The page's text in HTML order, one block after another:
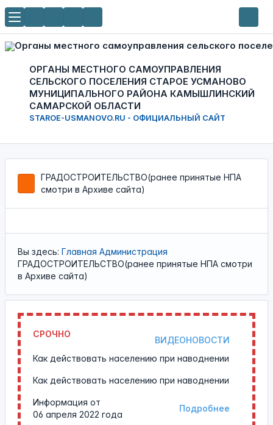
ОРГАНЫ МЕСТНОГО САМОУПРАВЛЕНИЯ
СЕЛЬСКОГО ПОСЕЛЕНИЯ СТАРОЕ УСМАНОВО
МУНИЦИПАЛЬНОГО РАЙОНА КАМЫШЛИНСКИЙ
САМАРСКОЙ ОБЛАСТИ
STAROE-USMANOVO.RU - ОФИЦИАЛЬНЫЙ САЙТ
ГРАДОСТРОИТЕЛЬСТВО(ранее принятые НПА
смотри в Архиве сайта)
Вы здесь: Главная Администрация
ГРАДОСТРОИТЕЛЬСТВО(ранее принятые НПА смотри
в Архиве сайта)
СРОЧНО
ВИДЕОНОВОСТИ
Как действовать населению при наводнении
Как действовать населению при наводнении
Подробнее
Информация от
06 апреля 2022 года